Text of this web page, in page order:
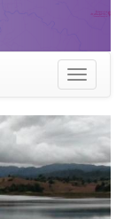
Toggle